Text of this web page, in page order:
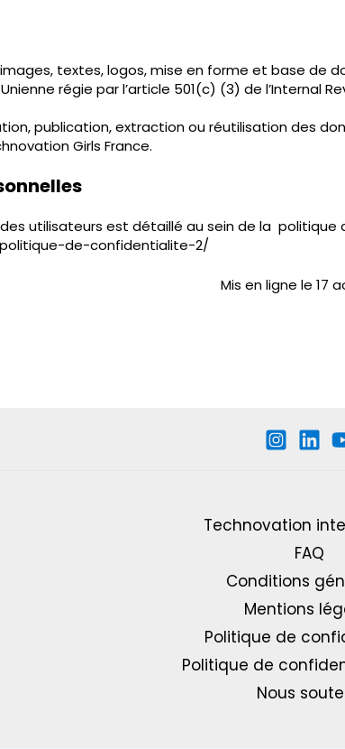
textes, logos, mise en forme et base
régie par l’article 501(c) (3) de
publication, extraction ou réutilisation des
Girls France.
utilisateurs est détaillé au sein de la
de-confidentialite-2/
Mis en ligne le 17
Technovation
FAQ
Conditions
Mentions
Politique de
Politique de
Nous